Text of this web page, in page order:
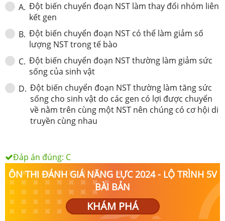
A. Đột biến chuyển đoạn NST làm thay đổi nhóm liên
kết gen
B. Đột biến chuyển đoạn NST có thể làm giảm số
lượng NST trong tế bào
C. Đột biến chuyển đoạn NST thường làm giảm sức
sống của sinh vật
D. Đột biến chuyển đoạn NST thường làm tăng sức
sống cho sinh vật do các gen có lợi được chuyển
về nằm trên cùng một NST nên chúng có cơ hội di
truyền cùng nhau
Đáp án đúng: C
ÔN THI ĐÁNH GIÁ NĂNG LỰC 2024 - LỘ TRÌNH 5V
BÀI BẢN
KHÁM PHÁ